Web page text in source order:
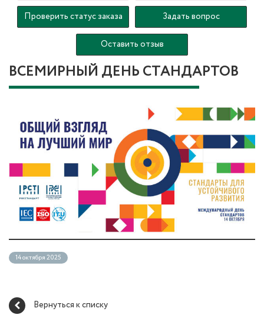
Проверить статус заказа Задать вопрос
Оставить отзыв
ВСЕМИРНЫЙ ДЕНЬ СТАНДАРТОВ
14 октября 2025
Вернуться к списку